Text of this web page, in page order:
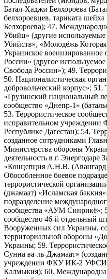
Батал-Хаджи Белхороева
белхороевцев, тариката
Белхороева); 47.
Убийц» (другие
Убийств», «Молодёжь
Украинское
России» (другое
Свобода России»); 49.
50. Националистическая
добровольческий корпус»; 51.
«Грузинский национальный
сообщество «Днепр-1»
53. Террористическое
исправительном
Республике Дагестан); 54.
созданное сотрудниками
Министерства обороны
деятельность в г. Энергодаре
«Концепция А.Н.В.
Обособленное боевое
террористической
(джамаат) «Исламская
подразделение
сообщества «АУМ Синрикё»;
сообщество 46-й отдельный
Вооруженных сил Украины,
территориальной обороны
Украины; 59.
Сунна ва-ль-Джамаат»
учреждении ФКУ ИК-2
Калмыкия); 60.